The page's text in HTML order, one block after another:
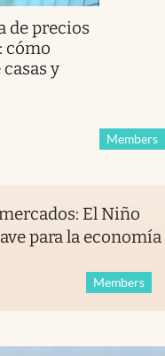
de precios
cómo
y
Members
El Niño
para la economía
Members